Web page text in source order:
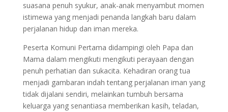
suasana penuh syukur, anak-anak menyambut momen
istimewa yang menjadi penanda langkah baru dalam
perjalanan hidup dan iman mereka.
Peserta Komuni Pertama didampingi oleh Papa dan
Mama dalam mengikuti mengikuti perayaan dengan
penuh perhatian dan sukacita. Kehadiran orang tua
menjadi gambaran indah tentang perjalanan iman yang
tidak dijalani sendiri, melainkan tumbuh bersama
keluarga yang senantiasa memberikan kasih, teladan,